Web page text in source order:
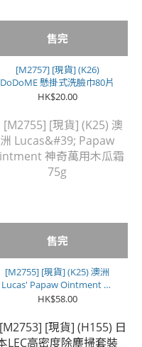
售完
[M2757] [現貨] (K26)
DoDoME 懸掛式洗臉巾80片
HK$20.00
售完
[M2755] [現貨] (K25) 澳洲
Lucas' Papaw Ointment 神
奇萬用木瓜霜 75g
HK$58.00